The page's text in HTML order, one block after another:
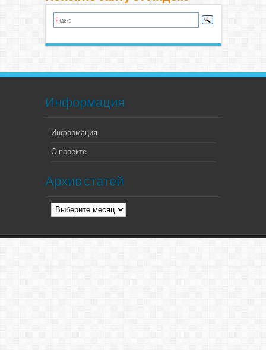
Информация
Информация
О проекте
Архив статей
Архив
статей